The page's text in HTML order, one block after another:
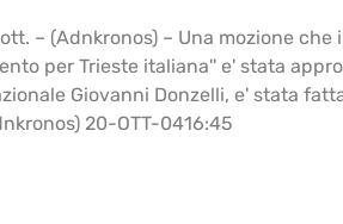
– (Adnkronos) – Una mozione
per Trieste italiana'' e' stata
Giovanni Donzelli, e' stata
20-OTT-0416:45